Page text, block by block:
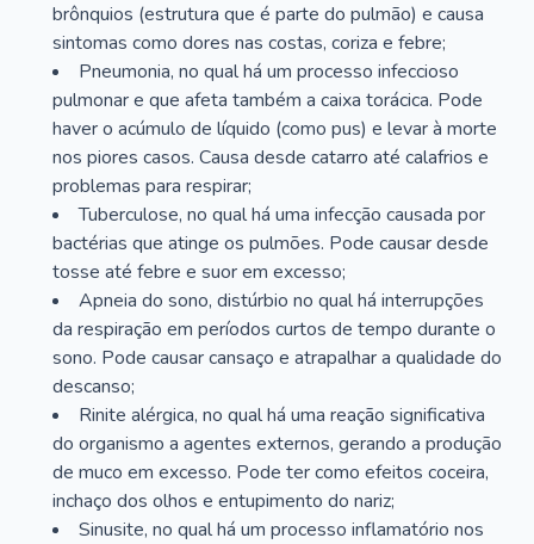
brônquios (estrutura que é parte do pulmão) e causa
sintomas como dores nas costas, coriza e febre;
Pneumonia, no qual há um processo infeccioso
pulmonar e que afeta também a caixa torácica. Pode
haver o acúmulo de líquido (como pus) e levar à morte
nos piores casos. Causa desde catarro até calafrios e
problemas para respirar;
Tuberculose, no qual há uma infecção causada por
bactérias que atinge os pulmões. Pode causar desde
tosse até febre e suor em excesso;
Apneia do sono, distúrbio no qual há interrupções
da respiração em períodos curtos de tempo durante o
sono. Pode causar cansaço e atrapalhar a qualidade do
descanso;
Rinite alérgica, no qual há uma reação significativa
do organismo a agentes externos, gerando a produção
de muco em excesso. Pode ter como efeitos coceira,
inchaço dos olhos e entupimento do nariz;
Sinusite, no qual há um processo inflamatório nos